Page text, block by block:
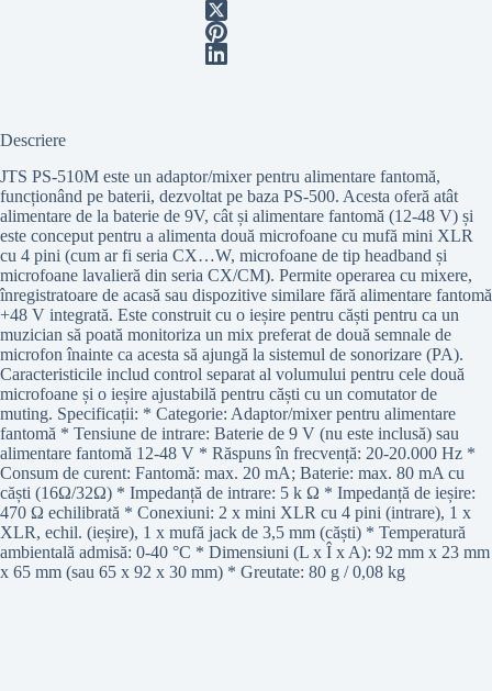
Descriere
JTS PS-510M este un adaptor/mixer pentru alimentare fantomă,
funcționând pe baterii, dezvoltat pe baza PS-500. Acesta oferă atât
alimentare de la baterie de 9V, cât și alimentare fantomă (12-48 V) și
este conceput pentru a alimenta două microfoane cu mufă mini XLR
cu 4 pini (cum ar fi seria CX…W, microfoane de tip headband și
microfoane lavalieră din seria CX/CM). Permite operarea cu mixere,
înregistratoare de acasă sau dispozitive similare fără alimentare fantomă
+48 V integrată. Este construit cu o ieșire pentru căști pentru ca un
muzician să poată monitoriza un mix preferat de două semnale de
microfon înainte ca acesta să ajungă la sistemul de sonorizare (PA).
Caracteristicile includ control separat al volumului pentru cele două
microfoane și o ieșire ajustabilă pentru căști cu un comutator de
muting. Specificații: * Categorie: Adaptor/mixer pentru alimentare
fantomă * Tensiune de intrare: Baterie de 9 V (nu este inclusă) sau
alimentare fantomă 12-48 V * Răspuns în frecvență: 20-20.000 Hz *
Consum de curent: Fantomă: max. 20 mA; Baterie: max. 80 mA cu
căști (16Ω/32Ω) * Impedanță de intrare: 5 k Ω * Impedanță de ieșire:
470 Ω echilibrată * Conexiuni: 2 x mini XLR cu 4 pini (intrare), 1 x
XLR, echil. (ieșire), 1 x mufă jack de 3,5 mm (căști) * Temperatură
ambientală admisă: 0-40 °C * Dimensiuni (L x Î x A): 92 mm x 23 mm
x 65 mm (sau 65 x 92 x 30 mm) * Greutate: 80 g / 0,08 kg